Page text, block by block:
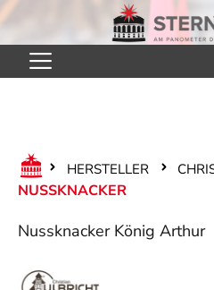
Zum Hauptinhalt springen
HERSTELLER
NUSSKNACKER
Nussknacker König Arthur